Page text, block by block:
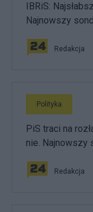
IBRiS:
Najnowszy
Redakcja
Polityka
PiS traci na
nie. Najnowszy
Redakcja